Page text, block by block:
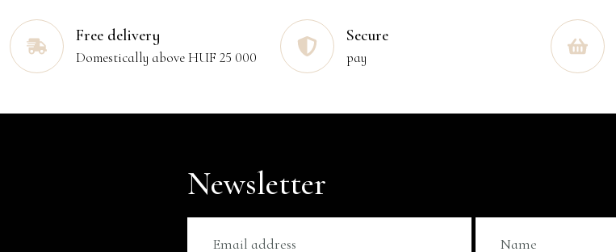
Free delivery
Domestically above HUF 25 000
Secure
pay
Newsletter